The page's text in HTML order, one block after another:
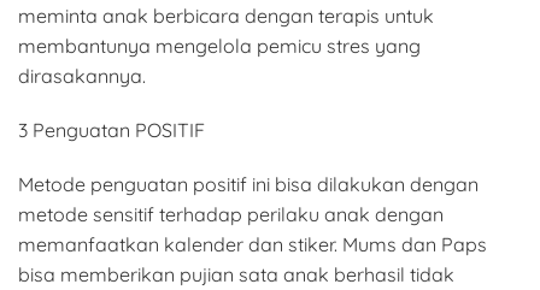
meminta anak berbicara dengan terapis untuk
membantunya mengelola pemicu stres yang
dirasakannya.
3 Penguatan POSITIF
Metode penguatan positif ini bisa dilakukan dengan
metode sensitif terhadap perilaku anak dengan
memanfaatkan kalender dan stiker. Mums dan Paps
bisa memberikan pujian sata anak berhasil tidak